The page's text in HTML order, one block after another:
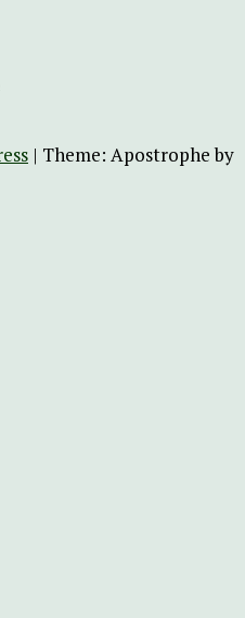
| Theme: Apostrophe by